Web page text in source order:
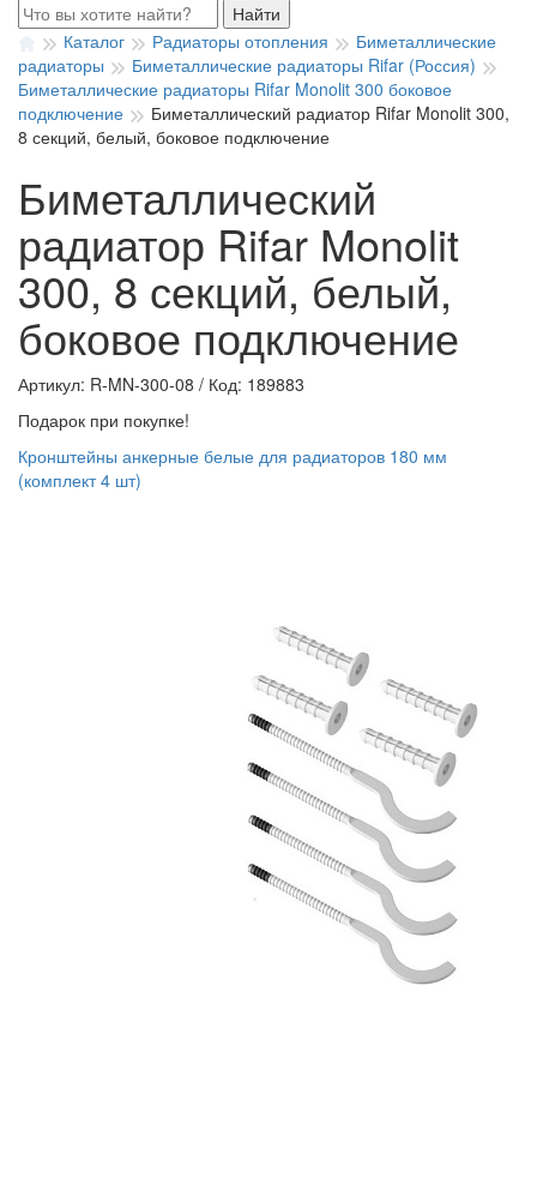
Найти
Каталог
Радиаторы отопления
Биметаллические
радиаторы
Биметаллические радиаторы Rifar (Россия)
Биметаллические радиаторы Rifar Monolit 300 боковое
подключение
Биметаллический радиатор Rifar Monolit 300,
8 секций, белый, боковое подключение
Биметаллический
радиатор Rifar Monolit
300, 8 секций, белый,
боковое подключение
Артикул: R-MN-300-08 / Код: 189883
Подарок при покупке!
Кронштейны анкерные белые для радиаторов 180 мм
(комплект 4 шт)